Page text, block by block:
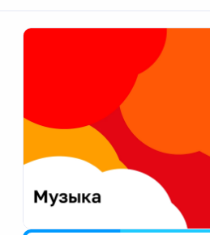
Апатиты
Екатеринбург
Калининград
Калуга